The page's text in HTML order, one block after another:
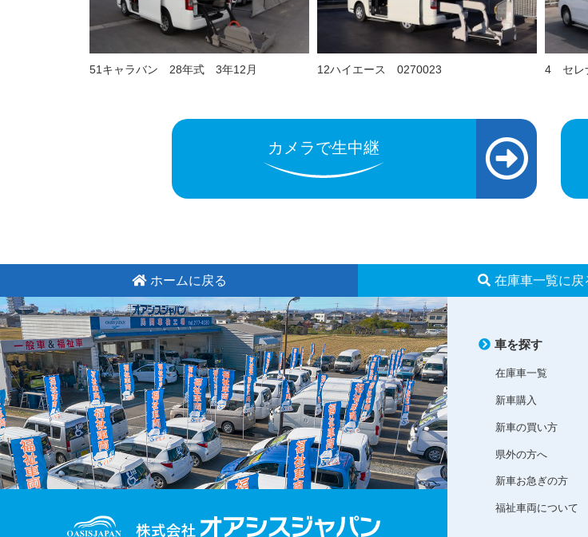
51キャラバン 28年式 3年12月 12ハイエース 0270023 4 セレ
カメラで生中継
ホームに戻る 在庫車一覧に戻
車を探す
在庫車一覧
新車購入
新車の買い方
県外の方へ
新車お急ぎの方
福祉車両について